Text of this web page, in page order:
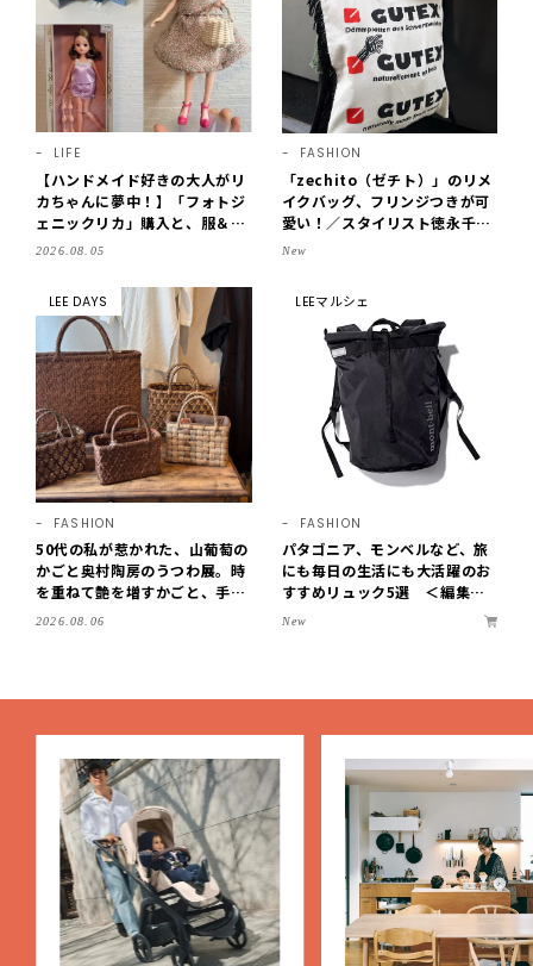
LIFE
【ハンドメイド好きの大人がリ
カちゃんに夢中！】「フォトジ
ェニックリカ」購入と、服＆ク
ローゼットの手づくり実例をご
2026.08.05
FASHION
「zechito（ゼチト）」のリメ
イクバッグ、フリンジつきが可
愛い！／スタイリスト徳永千夏
さん【おやこども名品】
New
LEE DAYS
FASHION
50代の私が惹かれた、山葡萄の
かごと奥村陶房のうつわ展。時
を重ねて艶を増すかごと、手仕
事の美しさに出会いました。
2026.08.06
LEEマルシェ
FASHION
パタゴニア、モンベルなど、旅
にも毎日の生活にも大活躍のお
すすめリュック5選 ＜編集部
セレクト＞【LEEマルシェ】
New